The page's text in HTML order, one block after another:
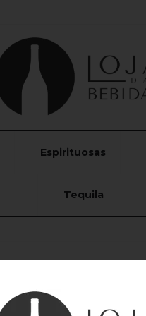
Espirituosas
Tequila